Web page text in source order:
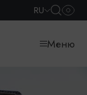
RU
Меню